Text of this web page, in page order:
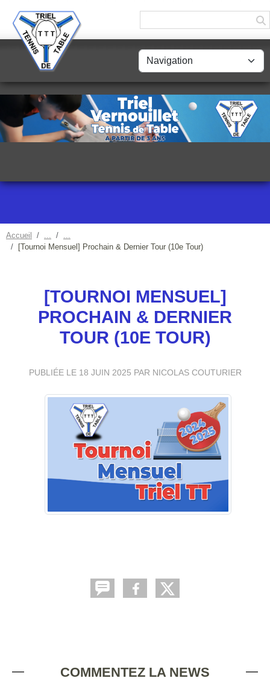
Accueil
[Tournoi Mensuel] Prochain & Dernier Tour (10e Tour)
[TOURNOI MENSUEL]
PROCHAIN & DERNIER
TOUR (10E TOUR)
PUBLIÉE LE 18 JUIN 2025 PAR NICOLAS COUTURIER
COMMENTEZ LA NEWS